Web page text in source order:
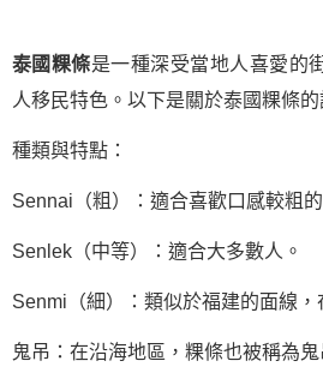
泰國粿條是一種深受當地人喜愛的
人移民特色。以下是關於泰國粿條的
種類與特點：
Sennai（粗）：適合喜歡口感較粗的
Senlek（中等）：適合大多數人。
Senmi（細）：類似於福建的面線，
鬼吊：在沿海地區，粿條也被稱為